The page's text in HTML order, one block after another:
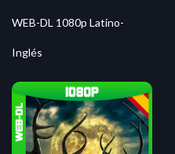
WEB-DL 1080p Latino-
Inglés